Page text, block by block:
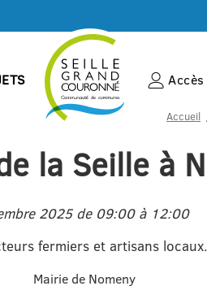
Accueil
la Seille à
2025 de 09:00 à 12:00
fermiers et artisans locaux.
Mairie de Nomeny